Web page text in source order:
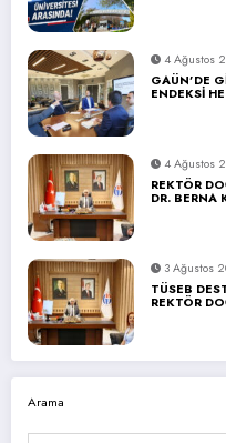
4 Ağustos
GAÜN’DE
ENDEKSİ
4 Ağustos
REKTÖR
DR. BERNA
3 Ağustos
TÜSEB
REKTÖR
Arama